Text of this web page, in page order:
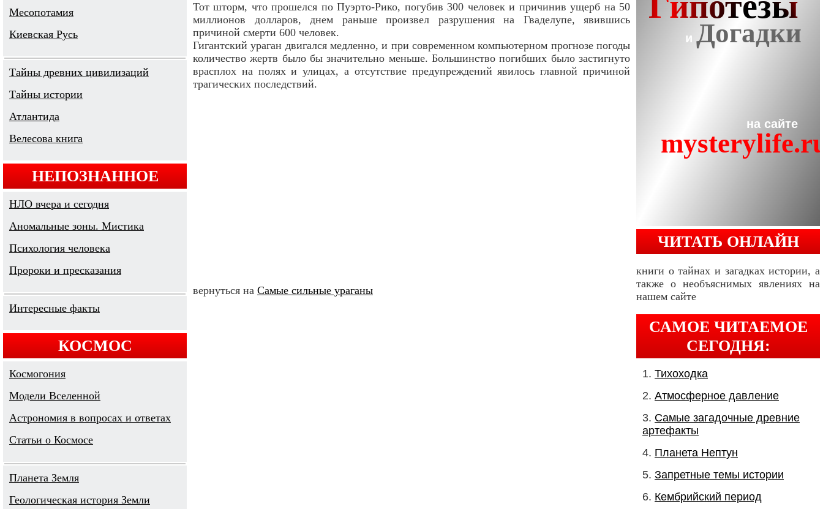
Месопотамия
Киевская Русь
Тайны древних цивилизаций
Тайны истории
Атлантида
Велесова книга
НЕПОЗНАННОЕ
НЛО вчера и сегодня
Аномальные зоны. Мистика
Психология человека
Пророки и пресказания
Интересные факты
КОСМОС
Космогония
Модели Вселенной
Астрономия в вопросах и ответах
Cтатьи о Космосе
Планета Земля
Геологическая история Земли
Тот шторм, что прошелся по Пуэрто-Рико, погубив 300 человек и причинив ущерб на 50
миллионов долларов, днем раньше произвел разрушения на Гваделупе, явившись
причиной смерти 600 человек.
Гигантский ураган двигался медленно, и при современном компьютерном прогнозе погоды
количество жертв было бы значительно меньше. Большинство погибших было застигнуто
врасплох на полях и улицах, а отсутствие предупреждений явилось главной причиной
трагических последствий.
вернуться на Самые сильные ураганы
ЧИТАТЬ ОНЛАЙН
книги о тайнах и загадках истории, а
также о необъяснимых явлениях на
нашем сайте
САМОЕ ЧИТАЕМОЕ
СЕГОДНЯ:
Тихоходка
Атмосферное давление
Самые загадочные древние
артефакты
Планета Нептун
Запретные темы истории
Кембрийский период